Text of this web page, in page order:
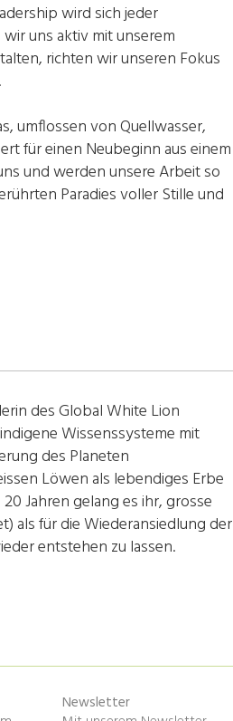
wird sich jeder
uns aktiv mit unserem
richten wir unseren Fokus
umflossen von Quellwasser,
für einen Neubeginn aus einem
und werden unsere Arbeit so
Paradies voller Stille und
des Global White Lion
Wissenssysteme mit
des Planeten
Löwen als lebendiges Erbe
Jahren gelang es ihr, grosse
als für die Wiederansiedlung der
entstehen zu lassen.
Newsletter